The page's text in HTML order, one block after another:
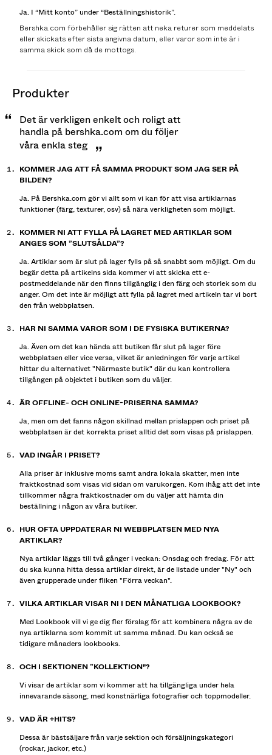
Ja. I “Mitt konto” under “Beställningshistorik”.
Bershka.com förbehåller sig rätten att neka returer som meddelats
eller skickats efter sista angivna datum, eller varor som inte är i
samma skick som då de mottogs.
produkter
Det är verkligen enkelt och roligt att
handla på bershka.com om du följer
våra enkla steg
KOMMER JAG ATT FÅ SAMMA PRODUKT SOM JAG SER PÅ
BILDEN?
Ja. På Bershka.com gör vi allt som vi kan för att visa artiklarnas
funktioner (färg, texturer, osv) så nära verkligheten som möjligt.
KOMMER NI ATT FYLLA PÅ LAGRET MED ARTIKLAR SOM
ANGES SOM ”SLUTSÅLDA”?
Ja. Artiklar som är slut på lager fylls på så snabbt som möjligt. Om du
begär detta på artikelns sida kommer vi att skicka ett e-
postmeddelande när den finns tillgänglig i den färg och storlek som du
anger. Om det inte är möjligt att fylla på lagret med artikeln tar vi bort
den från webbplatsen.
HAR NI SAMMA VAROR SOM I DE FYSISKA BUTIKERNA?
Ja. Även om det kan hända att butiken får slut på lager före
webbplatsen eller vice versa, vilket är anledningen för varje artikel
hittar du alternativet "Närmaste butik" där du kan kontrollera
tillgången på objektet i butiken som du väljer.
ÄR OFFLINE- OCH ONLINE-PRISERNA SAMMA?
Ja, men om det fanns någon skillnad mellan prislappen och priset på
webbplatsen är det korrekta priset alltid det som visas på prislappen.
VAD INGÅR I PRISET?
Alla priser är inklusive moms samt andra lokala skatter, men inte
fraktkostnad som visas vid sidan om varukorgen. Kom ihåg att det inte
tillkommer några fraktkostnader om du väljer att hämta din
beställning i någon av våra butiker.
HUR OFTA UPPDATERAR NI WEBBPLATSEN MED NYA
ARTIKLAR?
Nya artiklar läggs till två gånger i veckan: Onsdag och fredag. För att
du ska kunna hitta dessa artiklar direkt, är de listade under "Ny" och
även grupperade under fliken "Förra veckan".
VILKA ARTIKLAR VISAR NI I DEN MÅNATLIGA LOOKBOOK?
Med Lookbook vill vi ge dig fler förslag för att kombinera några av de
nya artiklarna som kommit ut samma månad. Du kan också se
tidigare månaders lookbooks.
OCH I SEKTIONEN ”KOLLEKTION"?
Vi visar de artiklar som vi kommer att ha tillgängliga under hela
innevarande säsong, med konstnärliga fotografier och toppmodeller.
VAD ÄR +HITS?
Dessa är bästsäljare från varje sektion och försäljningskategori
(rockar, jackor, etc.)